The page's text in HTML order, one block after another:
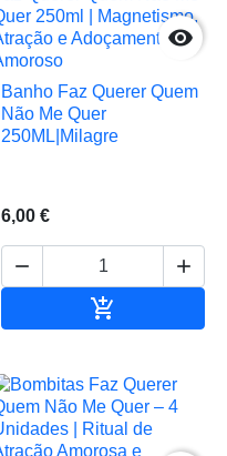

Banho Faz Querer Quem
Não Me Quer
250ML|Milagre
6,00 €
 
